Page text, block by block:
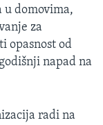
u domovima,
za
opasnost od
napad na
radi na